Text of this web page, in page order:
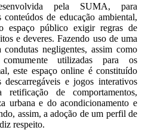
pela SUMA, para
conteúdos de educação ambiental,
público exigir regras de
e deveres. Fazendo uso de uma
condutas negligentes, assim como
utilizadas para os
este espaço online é constituído
e jogos interativos
de comportamentos,
urbana e do acondicionamento e
assim, a adoção de um perfil de
respeito.